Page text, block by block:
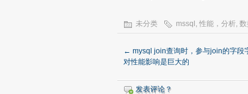
未分类 mssql , 性能，分析,
← mysql join查询时，参与join的字段
对性能影响是巨大的
发表评论？